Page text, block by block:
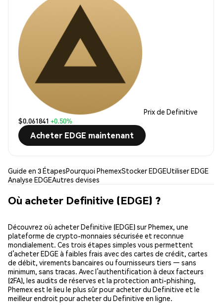
Prix de Definitive
$0.061841 +0.50%
Acheter EDGE maintenant
Guide en 3 ÉtapesPourquoi PhemexStocker EDGEUtiliser EDGE
Analyse EDGEAutres devises
Où acheter Definitive (EDGE) ?
Découvrez où acheter Definitive (EDGE) sur Phemex, une
plateforme de crypto-monnaies sécurisée et reconnue
mondialement. Ces trois étapes simples vous permettent
d’acheter EDGE à faibles frais avec des cartes de crédit, cartes
de débit, virements bancaires ou fournisseurs tiers — sans
minimum, sans tracas. Avec l’authentification à deux facteurs
(2FA), les audits de réserves et la protection anti-phishing,
Phemex est le lieu le plus sûr pour acheter du Definitive et le
meilleur endroit pour acheter du Definitive en ligne.